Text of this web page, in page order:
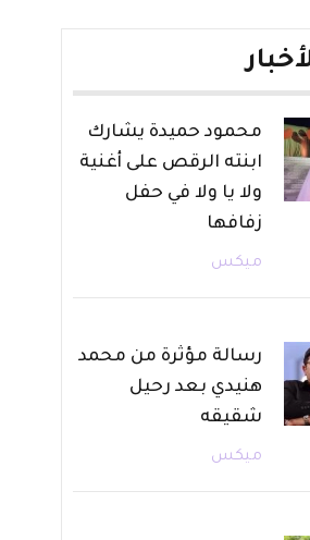
محمود حميدة يشارك
ابنته الرقص على أغنية
ولا يا ولا في حفل
زفافها
ميكس
رسالة مؤثرة من محمد
هنيدي بعد رحيل
شقيقه
ميكس